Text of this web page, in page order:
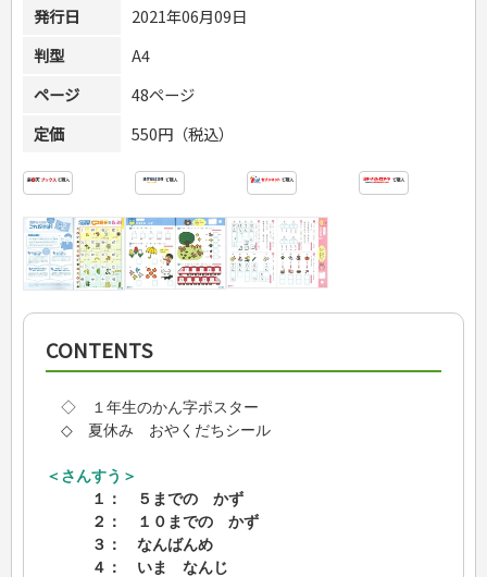
発行日
2021年06月09日
判型
A4
ページ
48ページ
定価
550円（税込）
CONTENTS
◇ １年生のかん字ポスター
◇ 夏休み おやくだちシール
＜さんすう＞
１： ５までの かず
２： １０までの かず
３： なんばんめ
４： いま なんじ